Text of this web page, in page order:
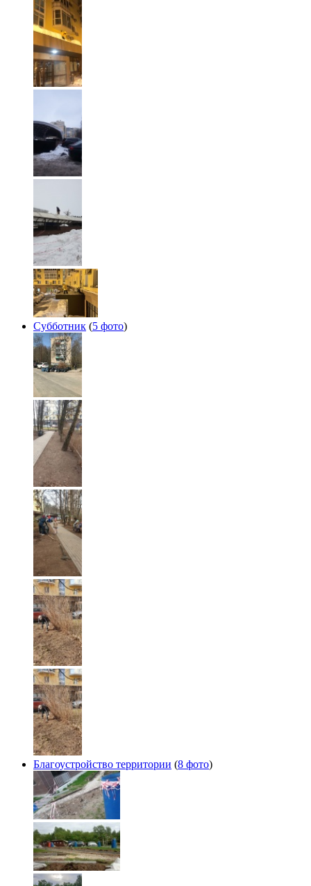
Субботник (5 фото)
Благоустройство территории (8 фото)